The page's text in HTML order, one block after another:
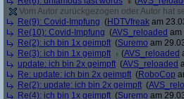
Vom Autor zurückgezogen oder Autor hat
Re(9): Covid-Impfung (HDTVfreak am
Re(10): Covid-Impfung (AVS_reloaded am
Re(2): ich bin 1x geimpft (Suremo am
Re(3): ich bin 1x geimpft
(AVS_reloaded
update: ich bin 2x geimpft (AVS_reloaded
Re: update: ich bin 2x geimpft (RoboCop
Re(2): update: ich bin 2x geimpft (
Re(4): ich bin 1x geimpft (Suremo am